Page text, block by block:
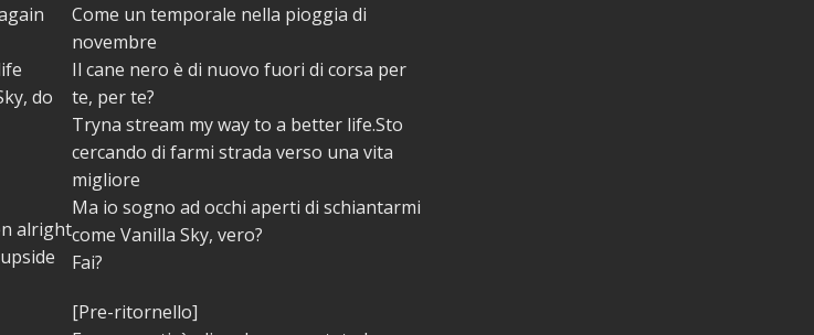
do
alright
Come un temporale nella pioggia di
novembre
Il cane nero è di nuovo fuori di corsa per
te, per te?
Tryna stream my way to a better life.Sto
cercando di farmi strada verso una vita
migliore
Ma io sogno ad occhi aperti di schiantarmi
come Vanilla Sky, vero?
Fai?
[Pre-ritornello]